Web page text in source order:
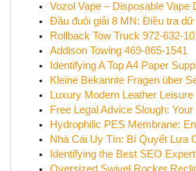
Vozol Vape – Disposable Vape
Đầu đuôi giải 8 MN: Điều tra dữ
Rollback Tow Truck 972-632-
Addison Towing 469-865-1541
Identifying A Top A4 Paper
Kleine Bekannte Fragen über
Luxury Modern Leather
Free Legal Advice Slough:
Hydrophilic PES Membrane:
Nhà Cái Uy Tín: Bí Quyết Lựa
Identifying the Best SEO